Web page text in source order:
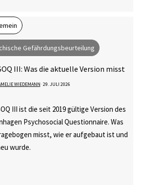
Gefährdungsbeurteilung
III: Was die aktuelle Version misst
WIEDEMANN⋅ 29. JULI 2026
III ist die seit 2019 gültige Version des
Psychosocial Questionnaire. Was
misst, wie er aufgebaut ist und
wurde.